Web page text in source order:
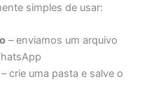
simples de usar:
– enviamos um arquivo
– crie uma pasta e salve o